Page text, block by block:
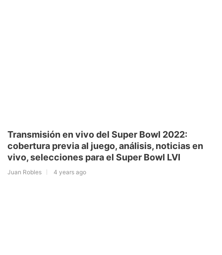
Transmisión en vivo del Super Bowl 2022:
cobertura previa al juego, análisis, noticias en
vivo, selecciones para el Super Bowl LVI
Juan Robles 4 years ago